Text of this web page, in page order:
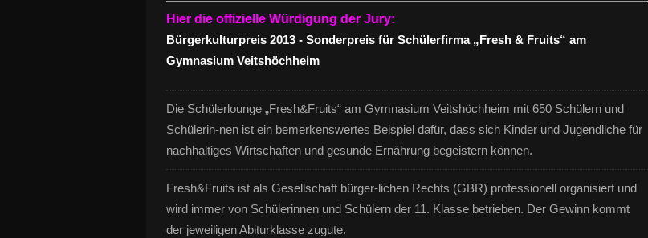
Hier die offizielle Würdigung der Jury:
Bürgerkulturpreis 2013 - Sonderpreis für Schülerfirma „Fresh & Fruits“ am
Gymnasium Veitshöchheim
Die Schülerlounge „Fresh&Fruits“ am Gymnasium Veitshöchheim mit 650 Schülern und
Schülerin-nen ist ein bemerkenswertes Beispiel dafür, dass sich Kinder und Jugendliche für
nachhaltiges Wirtschaften und gesunde Ernährung begeistern können.
Fresh&Fruits ist als Gesellschaft bürger-lichen Rechts (GBR) professionell organisiert und
wird immer von Schülerinnen und Schülern der 11. Klasse betrieben. Der Gewinn kommt
der jeweiligen Abiturklasse zugute.